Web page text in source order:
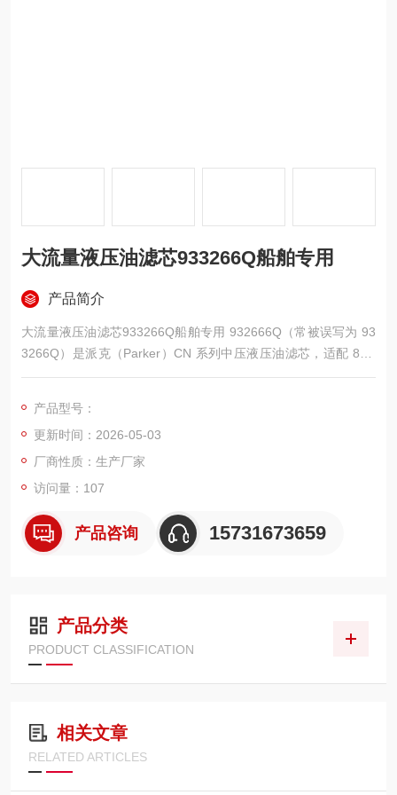
大流量液压油滤芯933266Q船舶专用
产品简介
大流量液压油滤芯933266Q船舶专用 932666Q（常被误写为 93
3266Q）是派克（Parker）CN 系列中压液压油滤芯，适配 80C
N 系列过滤器，过滤精度 5μm，采用微玻璃纤维滤材 + 氟橡胶密
精密过滤，拦截细微杂质，保护精密液压元件。
产品型号：
更新时间：2026-05-03
厂商性质：生产厂家
访问量：107
产品咨询 15731673659
产品分类
PRODUCT CLASSIFICATION
相关文章
RELATED ARTICLES